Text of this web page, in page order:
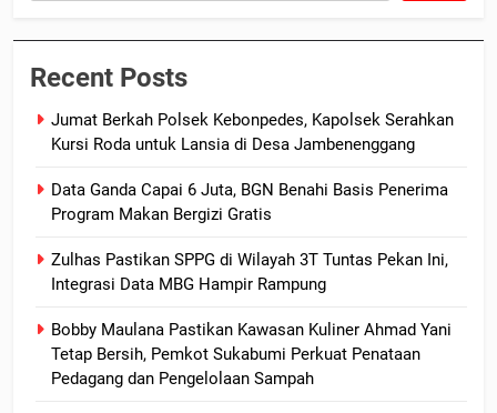
Recent Posts
Jumat Berkah Polsek Kebonpedes, Kapolsek Serahkan
Kursi Roda untuk Lansia di Desa Jambenenggang
Data Ganda Capai 6 Juta, BGN Benahi Basis Penerima
Program Makan Bergizi Gratis
Zulhas Pastikan SPPG di Wilayah 3T Tuntas Pekan Ini,
Integrasi Data MBG Hampir Rampung
Bobby Maulana Pastikan Kawasan Kuliner Ahmad Yani
Tetap Bersih, Pemkot Sukabumi Perkuat Penataan
Pedagang dan Pengelolaan Sampah